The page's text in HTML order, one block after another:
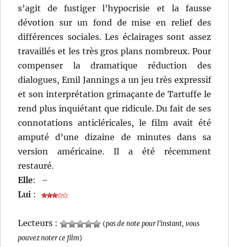
s’agit de fustiger l’hypocrisie et la fausse
dévotion sur un fond de mise en relief des
différences sociales. Les éclairages sont assez
travaillés et les très gros plans nombreux. Pour
compenser la dramatique réduction des
dialogues, Emil Jannings a un jeu très expressif
et son interprétation grimaçante de Tartuffe le
rend plus inquiétant que ridicule. Du fait de ses
connotations anticléricales, le film avait été
amputé d’une dizaine de minutes dans sa
version américaine. Il a été récemment
restauré.
Elle:
–
Lui :
Lecteurs : (pas de note pour l'instant, vous
pouvez noter ce film)